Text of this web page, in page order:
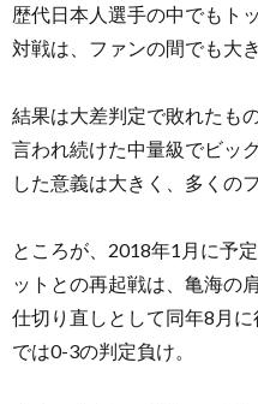
歴代日本人選手の中でもト
対戦は、ファンの間でも大
結果は大差判定で敗れたも
言われ続けた中量級でビッ
した意義は大きく、多くの
ところが、2018年1月に予
ットとの再起戦は、亀海の
仕切り直しとして同年8月
では0-3の判定負け。